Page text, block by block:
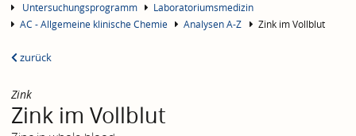
Untersuchungsprogramm
Laboratoriumsmedizin
AC - Allgemeine klinische Chemie
Analysen A-Z Zink im Vollblut
zurück
Zink
Zink im Vollblut